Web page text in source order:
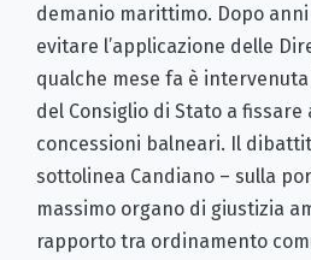
demanio marittimo. Dopo
evitare l’applicazione delle
qualche mese fa è intervenuta
del Consiglio di Stato a
concessioni balneari. Il
sottolinea Candiano – sulla
massimo organo di giustizia
rapporto tra ordinamento